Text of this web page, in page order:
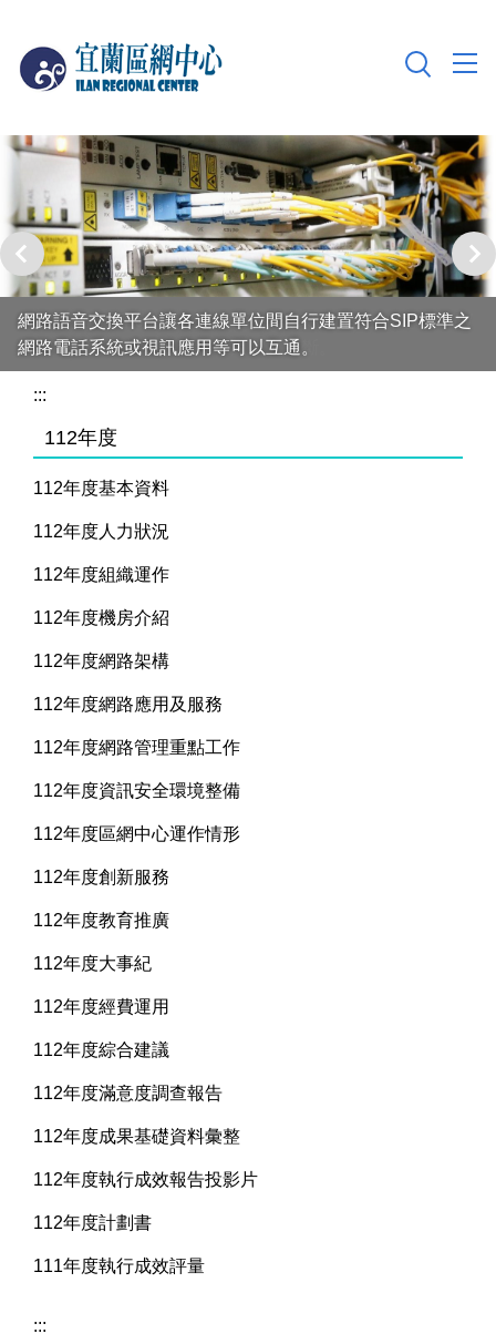
主
容
網路語音交換平台讓各連線單位間自行建置符合SIP標準之
網路電話系統或視訊應用等可以互通。
:::
112年度
112年度基本資料
112年度人力狀況
112年度組織運作
112年度機房介紹
112年度網路架構
112年度網路應用及服務
112年度網路管理重點工作
112年度資訊安全環境整備
112年度區網中心運作情形
112年度創新服務
112年度教育推廣
112年度大事紀
112年度經費運用
112年度綜合建議
112年度滿意度調查報告
112年度成果基礎資料彙整
112年度執行成效報告投影片
112年度計劃書
111年度執行成效評量
:::